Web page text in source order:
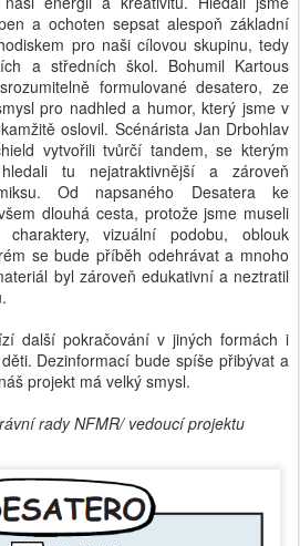
a ochoten sepsat alespoň základní
pro naši cílovou skupinu, tedy
a středních škol. Bohumil Kartous
formulované desatero, ze
pro nadhled a humor, který jsme v
oslovil. Scénárista Jan Drbohlav
vytvořili tvůrčí tandem, se kterým
tu nejatraktivnější a zároveň
Od napsaného Desatera ke
dlouhá cesta, protože jsme museli
vizuální podobu, oblouk
se bude příběh odehrávat a mnoho
byl zároveň edukativní a neztratil
další pokračování v jiných formách i
Dezinformací bude spíše přibývat a
projekt má velký smysl.
rady NFMR/ vedoucí projektu